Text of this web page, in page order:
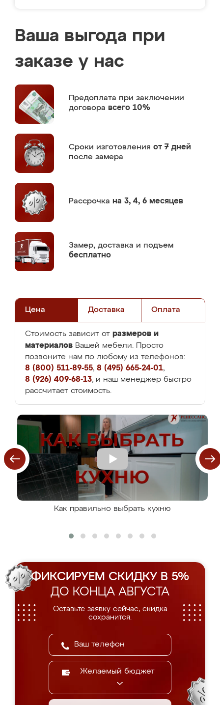
Ваша выгода при
заказе у нас
Предоплата при заключении
договора всего 10%
Сроки изготовления от 7 дней
после замера
Рассрочка на 3, 4, 6 месяцев
Замер, доставка и подъем
бесплатно
Цена Доставка Оплата
Стоимость зависит от размеров и
материалов Вашей мебели. Просто
позвоните нам по любому из телефонов:
8 (800) 511-89-55, 8 (495) 665-24-01,
8 (926) 409-68-13, и наш менеджер быстро
рассчитает стоимость.
Как правильно выбрать кухню
ФИКСИРУЕМ СКИДКУ В 5%
ДО КОНЦА АВГУСТА
Оставьте заявку сейчас, скидка
сохранится.
Желаемый бюджет